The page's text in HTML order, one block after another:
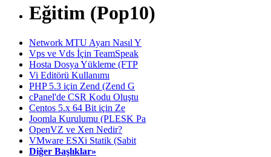
Eğitim (Pop10)
Network MTU Ayarı Nasıl Y
Vps ve Vds İçin TeamSpeak
Hosta Dosya Yükleme (FTP
Vi Editörü Kullanımı
PHP 5.3 için Zend (Zend G
cPanel'de CSR Kodu Oluştu
Centos 5.x 64 Bit için Ze
Joomla Kurulumu (PLESK Pa
OpenVZ ve Xen Nedir?
VMware ESXi Statik (Sabit
Diğer Başlıklar»